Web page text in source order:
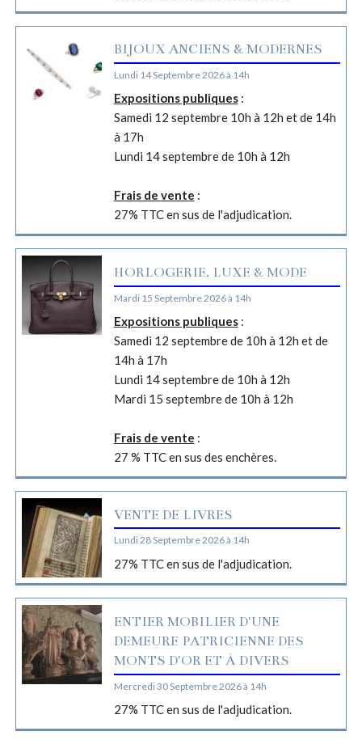
BIJOUX ANCIENS & MODERNES
Lundi 14 Septembre 2026 à 14h
Expositions publiques:
Samedi 12 septembre 10h à 12h et de 14h
à 17h
Lundi 14 septembre de 10h à 12h
Frais de vente :
27% TTC en sus de l'adjudication.
HORLOGERIE, LUXE & MODE
Mardi 15 Septembre 2026 à 14h
Expositions publiques:
Samedi 12 septembre de 10h à 12h et de
14h à 17h
Lundi 14 septembre de 10h à 12h
Mardi 15 septembre de 10h à 12h
Frais de vente :
27 % TTC en sus des enchères.
VENTE DE LIVRES
Lundi 28 Septembre 2026 à 14h
27% TTC en sus de l'adjudication.
ENTIER MOBILIER D'UNE
DEMEURE PATRICIENNE DES
MONTS D'OR ET À DIVERS
Mercredi 30 Septembre 2026 à 14h
27% TTC en sus de l'adjudication.